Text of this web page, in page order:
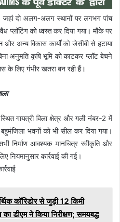
जहां दो अलग-अलग स्थानों पर लगभग पांच
प्लॉटिंग को ध्वस्त कर दिया गया। मौके पर
अन्य विकास कार्यों को जेसीबी से हटाया
अनुमति कृषि भूमि को काटकर प्लॉट बेचने
के लिए गंभीर खतरा बन रही हैं।
गायत्री विला क्षेत्र और गली नंबर-2 में
भवनों को भी सील कर दिया गया।
निर्माण आवश्यक मानचित्र स्वीकृति और
नियमानुसार कार्रवाई की गई।
कॉरिडोर से जुड़ी 12 किमी
का डीएम ने किया निरीक्षण; समयबद्ध